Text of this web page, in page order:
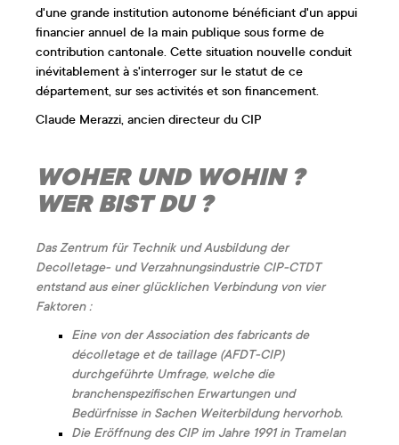
d'une grande institution autonome bénéficiant d'un appui
financier annuel de la main publique sous forme de
contribution cantonale. Cette situation nouvelle conduit
inévitablement à s'interroger sur le statut de ce
département, sur ses activités et son financement.
Claude Merazzi, ancien directeur du CIP
WOHER UND WOHIN ?
WER BIST DU ?
Das Zentrum für Technik und Ausbildung der
Decolletage- und Verzahnungsindustrie CIP-CTDT
entstand aus einer glücklichen Verbindung von vier
Faktoren :
Eine von der Association des fabricants de
décolletage et de taillage (AFDT-CIP)
durchgeführte Umfrage, welche die
branchenspezifischen Erwartungen und
Bedürfnisse in Sachen Weiterbildung hervorhob.
Die Eröffnung des CIP im Jahre 1991 in Tramelan